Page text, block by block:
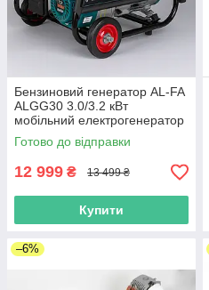
Бензиновий генератор AL-FA
ALGG30 3.0/3.2 кВт
мобільний електрогенератор
AVR 230В 12В колеса ручки
для дому дачі
Готово до відправки
12 999 ₴ 13 499 ₴
Купити
–6%